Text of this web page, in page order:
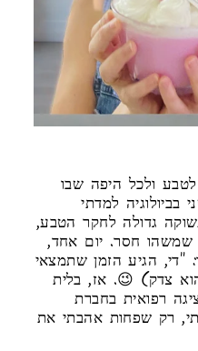
הסיפור שלי מתחיל באהבה לטבע ולכל היפה שבו
למדתי
גדולה לחקר הטבע,
שמשהו חסר. יום אחד,
"די, הגיע הזמן שתמצאי
צדק) 😉. אז, בלית
רפואית בחברת
רק שפחות אהבתי את